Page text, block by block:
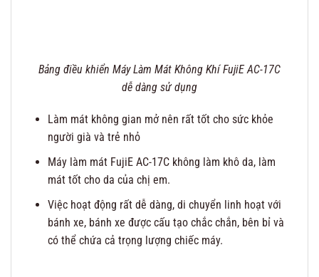
Bảng điều khiển Máy Làm Mát Không Khí FujiE AC-17C
dễ dàng sử dụng
Làm mát không gian mở nên rất tốt cho sức khỏe
người già và trẻ nhỏ
Máy làm mát FujiE AC-17C không làm khô da, làm
mát tốt cho da của chị em.
Việc hoạt động rất dễ dàng, di chuyển linh hoạt với
bánh xe, bánh xe được cấu tạo chắc chắn, bên bỉ và
có thể chứa cả trọng lượng chiếc máy.